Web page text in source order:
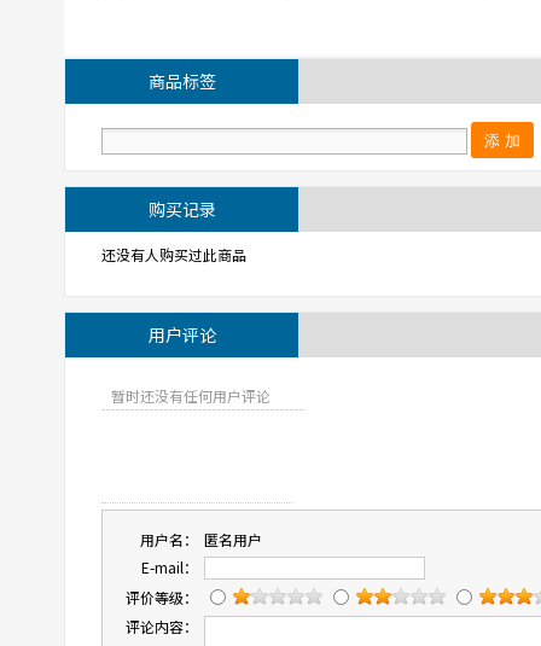
商品标签
购买记录
还没有人购买过此商品
用户评论
暂时还没有任何用户评论
用户名：
匿名用户
E-mail：
评价等级：
评论内容：